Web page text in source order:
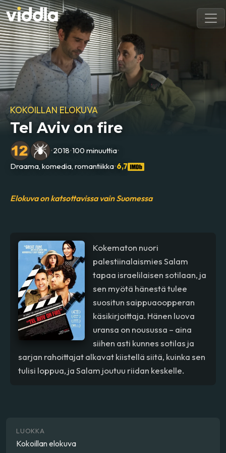
KOKOILLAN ELOKUVA
Tel Aviv on fire
•2018•100 minuuttia•
Draama, komedia, romantiikka•6,7
Elokuva on katsottavissa vain Suomessa
Kokematon nuori
palestiinalaismies Salam
tapaa israelilaisen sotilaan, ja
sen myötä hänestä tulee
suositun saippuaoopperan
käsikirjoittaja. Hänen luova
uransa on nousussa – aina
siihen asti kunnes sotilas ja
sarjan rahoittajat alkavat kiistellä siitä, kuinka sen
tulisi loppua, ja Salam joutuu riidan keskelle.
LUOKKA
Kokoillan elokuva